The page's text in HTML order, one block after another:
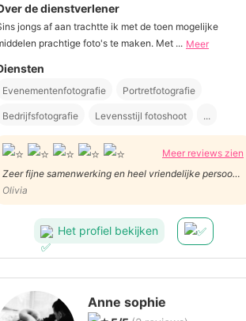
de dienstverlener
jongs af aan trachtte ik met de toen mogelijke
prachtige foto's te maken. Met ... Meer
Evenementenfotografie Portretfotografie
Bedrijfsfotografie Levensstijl fotoshoot ...
Meer reviews zien
Zeer fijne samenwerking en heel vriendelijke persoon
en een mooi resultaat
Olivia
Het profiel bekijken
Anne sophie